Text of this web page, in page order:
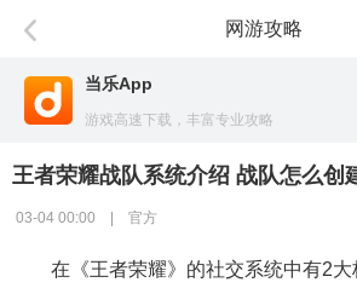
网游攻略
当乐App
游戏高速下载，丰富专业攻略
王者荣耀战队系统介绍 战队怎么创
03-04 00:00 | 官方
在《王者荣耀》的社交系统中有2